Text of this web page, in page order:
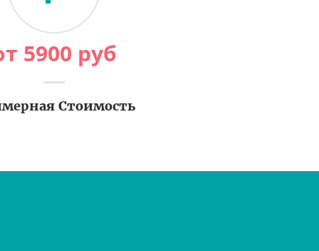
5900 руб
Стоимость